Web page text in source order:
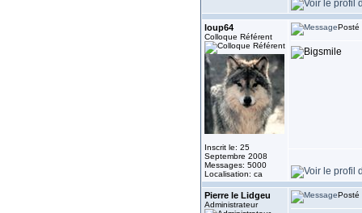
loup64
Colloque Référent
Inscrit le: 25
Septembre 2008
Messages: 5000
Localisation: ca
Posté
Pierre le Lidgeu
Administrateur
Posté